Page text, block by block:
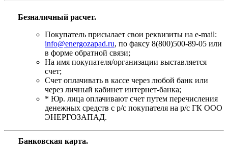
Безналичный расчет.
Покупатель присылает свои реквизиты на e-mail:
info@energozapad.ru, по факсу 8(800)500-89-05 или
в форме обратной связи;
На имя покупателя/организации выставляется
счет;
Счет оплачивать в кассе через любой банк или
через личный кабинет интернет-банка;
* Юр. лица оплачивают счет путем перечисления
денежных средств с р/с покупателя на р/с ГК ООО
ЭНЕРГОЗАПАД.
Банковская карта.